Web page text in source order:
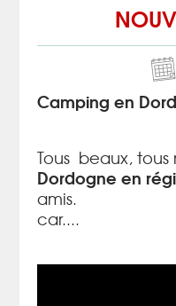
Camping en
Tous beaux, tous
Dordogne en
amis.
car....